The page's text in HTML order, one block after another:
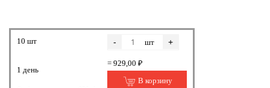
10 шт
1 день
- шт +
= 929,00 ₽
В корзину